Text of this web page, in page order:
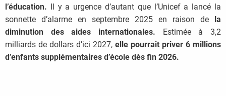
l’éducation. Il y a urgence d’autant que l’Unicef a lancé la
sonnette d’alarme en septembre 2025 en raison de
la
diminution des aides internationales.
Estimée à 3,2
milliards de dollars d’ici 2027, elle pourrait priver 6 millions
d’enfants supplémentaires d’école dès fin 2026.